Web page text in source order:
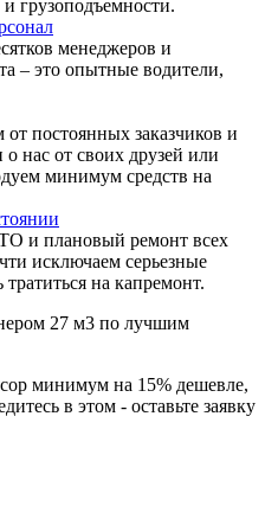
грузоподъемности.
менеджеров и
– это опытные водители,
от постоянных заказчиков и
нас от своих друзей или
минимум средств на
и плановый ремонт всех
исключаем серьезные
на капремонт.
27 м3 по лучшим
минимум на 15% дешевле,
в этом - оставьте заявку